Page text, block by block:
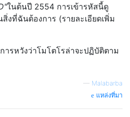
ในต้นปี 2554 การเข้ารหัสนี้ดู
สิ่งที่ฉันต้องการ (รายละเอียดเพิ่ม
ารหวังว่าโมโตโรล่าจะปฏิบัติตาม
— Malabarba
แหล่งที่มา